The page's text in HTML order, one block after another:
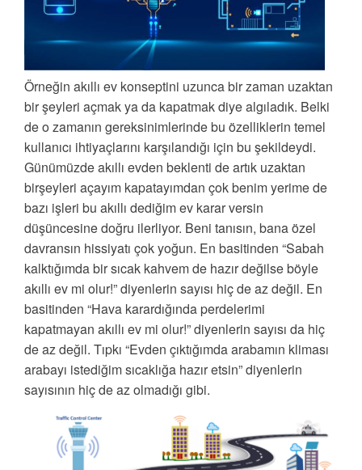
Örneğin akıllı ev konseptini uzunca bir zaman uzaktan
bir şeyleri açmak ya da kapatmak diye algıladık. Belki
de o zamanın gereksinimlerinde bu özelliklerin temel
kullanıcı ihtiyaçlarını karşılandığı için bu şekildeydi.
Günümüzde akıllı evden beklenti de artık uzaktan
birşeyleri açayım kapatayımdan çok benim yerime de
bazı işleri bu akıllı dediğim ev karar versin
düşüncesine doğru ilerliyor. Beni tanısın, bana özel
davransın hissiyatı çok yoğun. En basitinden “Sabah
kalktığımda bir sıcak kahvem de hazır değilse böyle
akıllı ev mi olur!” diyenlerin sayısı hiç de az değil. En
basitinden “Hava karardığında perdelerimi
kapatmayan akıllı ev mi olur!” diyenlerin sayısı da hiç
de az değil. Tıpkı “Evden çıktığımda arabamın kliması
arabayı istediğim sıcaklığa hazır etsin” diyenlerin
sayısının hiç de az olmadığı gibi.